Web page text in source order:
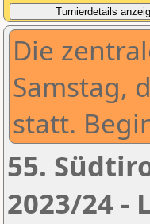
Die
Samstag,
statt.
55.
2023/24 -